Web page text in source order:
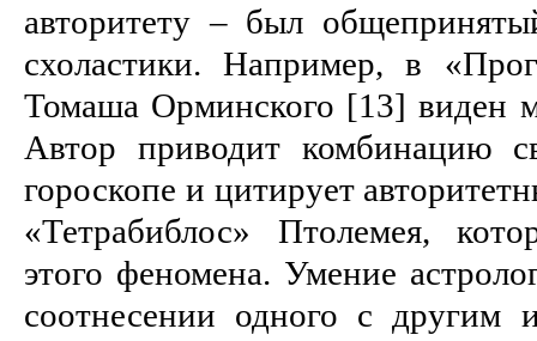
авторитету – был
схоластики. Например, в
Томаша Орминского [13] виден
Автор приводит комбинацию
гороскопе и цитирует
«Тетрабиблос» Птолемея,
этого феномена. Умение
соотнесении одного с